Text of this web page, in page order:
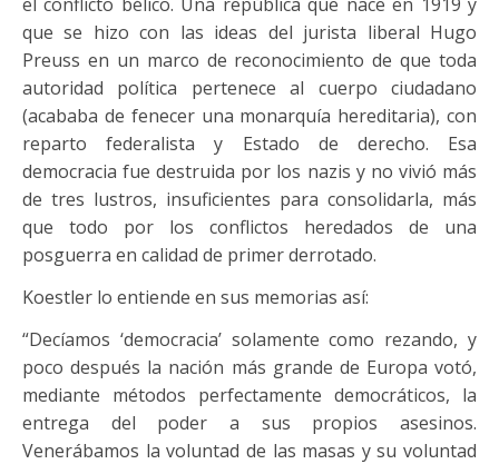
que se hizo con las ideas del jurista liberal Hugo
Preuss en un marco de reconocimiento de que toda
autoridad política pertenece al cuerpo ciudadano
(acababa de fenecer una monarquía hereditaria), con
reparto federalista y Estado de derecho. Esa
democracia fue destruida por los nazis y no vivió más
de tres lustros, insuficientes para consolidarla, más
que todo por los conflictos heredados de una
posguerra en calidad de primer derrotado.
Koestler lo entiende en sus memorias así:
“Decíamos ‘democracia’ solamente como rezando, y
poco después la nación más grande de Europa votó,
mediante métodos perfectamente democráticos, la
entrega del poder a sus propios asesinos.
Venerábamos la voluntad de las masas y su voluntad